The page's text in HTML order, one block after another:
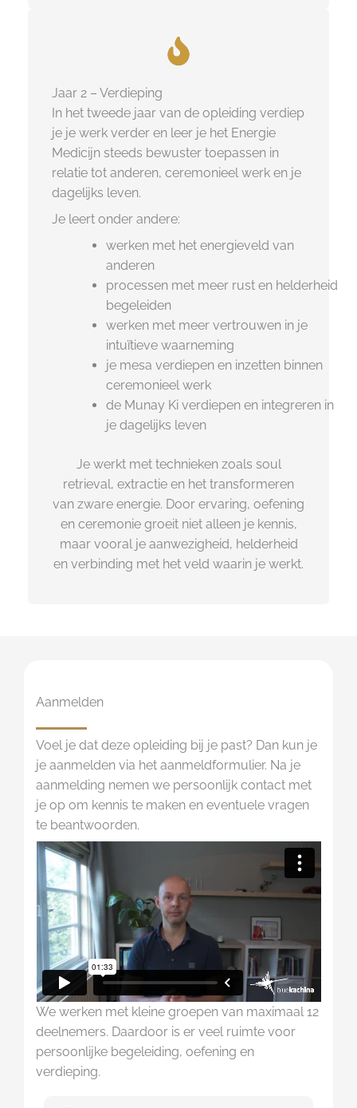
Jaar 2 – Verdieping
In het tweede jaar van de opleiding verdiep
je je werk verder en leer je het Energie
Medicijn steeds bewuster toepassen in
relatie tot anderen, ceremonieel werk en je
dagelijks leven.
Je leert onder andere:
werken met het energieveld van
anderen
processen met meer rust en helderheid
begeleiden
werken met meer vertrouwen in je
intuïtieve waarneming
je mesa verdiepen en inzetten binnen
ceremonieel werk
de Munay Ki verdiepen en integreren in
je dagelijks leven
Je werkt met technieken zoals soul
retrieval, extractie en het transformeren
van zware energie. Door ervaring, oefening
en ceremonie groeit niet alleen je kennis,
maar vooral je aanwezigheid, helderheid
en verbinding met het veld waarin je werkt.
Aanmelden
Voel je dat deze opleiding bij je past? Dan kun je
je aanmelden via het aanmeldformulier. Na je
aanmelding nemen we persoonlijk contact met
je op om kennis te maken en eventuele vragen
te beantwoorden.
We werken met kleine groepen van maximaal 12
deelnemers. Daardoor is er veel ruimte voor
persoonlijke begeleiding, oefening en
verdieping.